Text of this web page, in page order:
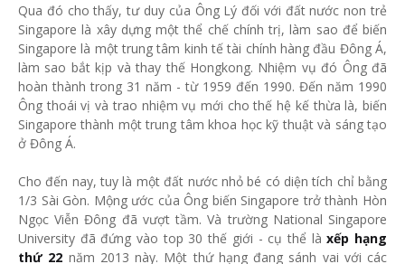
Qua đó cho thấy, tư duy của Ông Lý đối với đất nước non trẻ
Singapore là xây dựng một thể chế chính trị, làm sao để biến
Singapore là một trung tâm kinh tế tài chính hàng đầu Đông Á,
làm sao bắt kịp và thay thế Hongkong. Nhiệm vụ đó Ông đã
hoàn thành trong 31 năm - từ 1959 đến 1990. Đến năm 1990
Ông thoái vị và trao nhiệm vụ mới cho thế hệ kế thừa là, biến
Singapore thành một trung tâm khoa học kỹ thuật và sáng tạo
ở Đông Á.
Cho đến nay, tuy là một đất nước nhỏ bé có diện tích chỉ bằng
1/3 Sài Gòn. Mộng ước của Ông biến Singapore trở thành Hòn
Ngọc Viễn Đông đã vượt tầm. Và trường National Singapore
University đã đứng vào top 30 thế giới - cụ thể làxếp hạng
thứ 22 năm 2013 này. Một thứ hạng đang sánh vai với các